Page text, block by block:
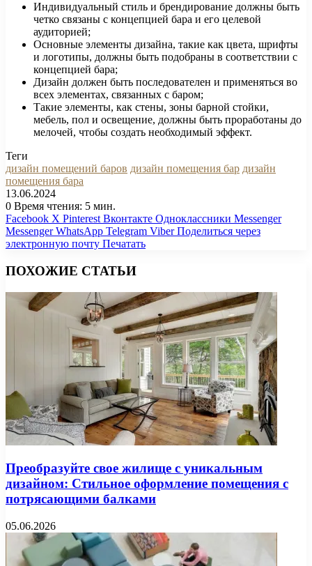
Индивидуальный стиль и брендирование должны быть
четко связаны с концепцией бара и его целевой
аудиторией;
Основные элементы дизайна, такие как цвета, шрифты
и логотипы, должны быть подобраны в соответствии с
концепцией бара;
Дизайн должен быть последователен и применяться во
всех элементах, связанных с баром;
Такие элементы, как стены, зоны барной стойки,
мебель, пол и освещение, должны быть проработаны до
мелочей, чтобы создать необходимый эффект.
Теги
дизайн помещений баров дизайн помещения бар дизайн
помещения бара
13.06.2024
0 Время чтения: 5 мин.
Facebook X Pinterest Вконтакте Одноклассники Messenger
Messenger WhatsApp Telegram Viber Поделиться через
электронную почту Печатать
ПОХОЖИЕ СТАТЬИ
Преобразуйте свое жилище с уникальным
дизайном: Стильное оформление помещения с
потрясающими балками
05.06.2026